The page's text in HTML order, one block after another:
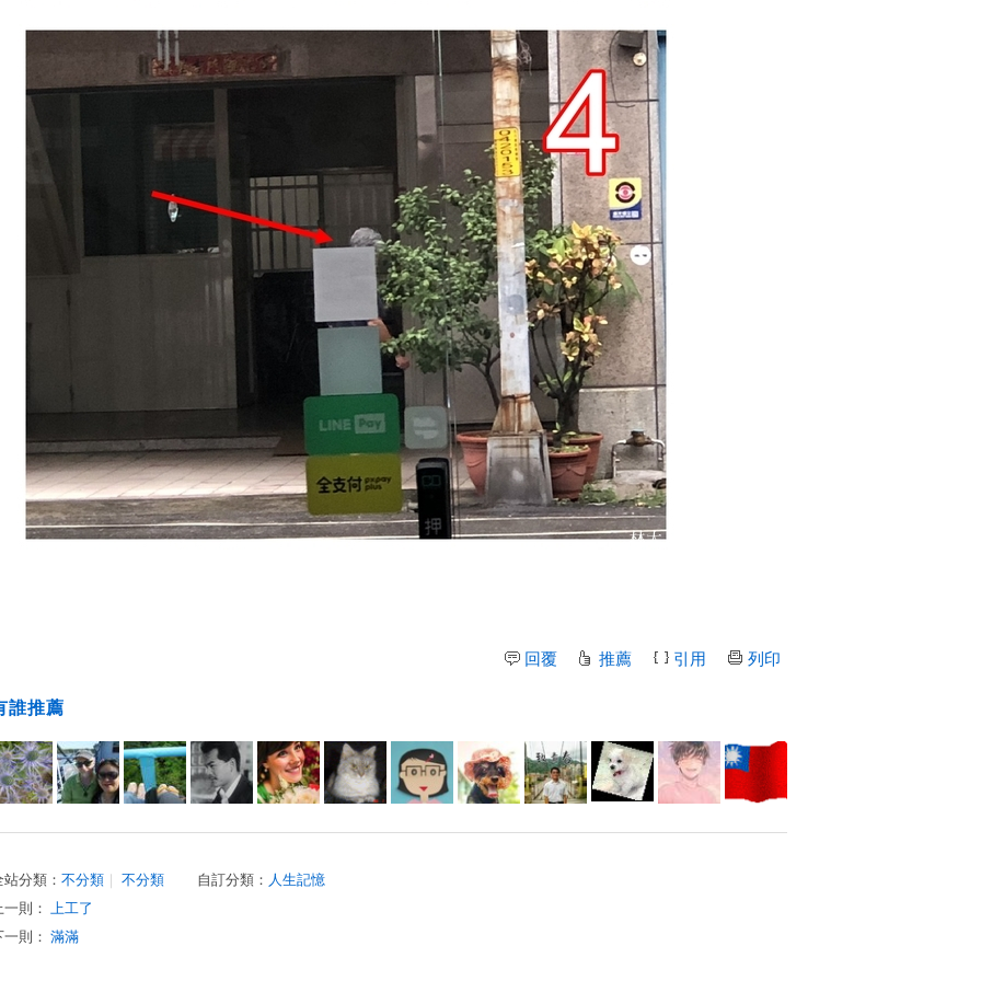
回覆 推薦 引用 列印
誰推薦
站分類： 不分類 不分類 自訂分類： 人生記憶
一則： 上工了
一則： 滿滿